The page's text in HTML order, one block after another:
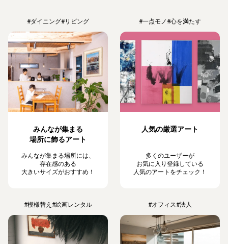
#ダイニング#リビング
みんなが集まる
場所に飾るアート
みんなが集まる場所には、
存在感のある
大きいサイズがおすすめ！
#一点モノ#心を満たす
人気の厳選アート
多くのユーザーが
お気に入り登録している
人気のアートをチェック！
#模様替え #絵画レンタル #オフィス#法人